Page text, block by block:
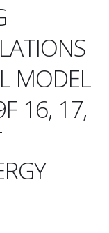
MODEL
16, 17,